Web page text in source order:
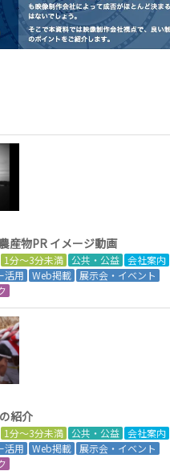
産物PR イメージ動画
1分～3分未満 公共・公益 会社案内
活用 Web掲載
展示会・イベント
紹介
1分～3分未満 公共・公益 会社案内
活用 Web掲載
展示会・イベント